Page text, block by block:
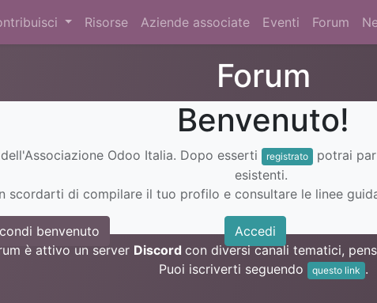
Risorse Aziende associate Eventi Forum
Forum
Benvenuto!
Odoo Italia. Dopo esserti registrato
potrai
esistenti.
scordarti di compilare il tuo profilo e consultare le linee
benvenuto Accedi
è attivo un server Discord con diversi canali tematici,
Puoi iscriverti seguendo
questo link .